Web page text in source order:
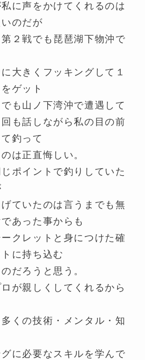
に声をかけてくれるのは
のだが
２戦でも琵琶湖下物沖で
大きくフッキングして１
ゲット
も山ノ下湾沖で遭遇して
も話しながら私の目の前
釣って
は正直悔しい。
ポイントで釣りしていた
ていたのは言うまでも無
あった事からも
クレットと身につけた確
に持ち込む
だろうと思う。
が親しくしてくれるから
くの技術・メンタル・知
に必要なスキルを学んで